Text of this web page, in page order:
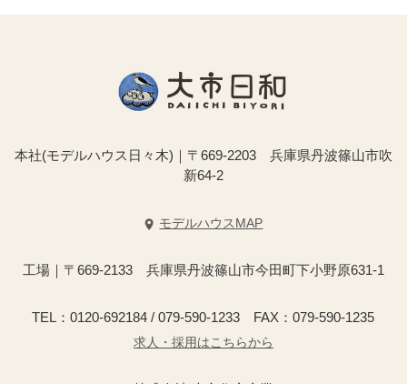
本社(モデルハウス日々木)｜〒669-2203 兵庫県丹波篠山市吹
新64-2
モデルハウスMAP
工場｜〒669-2133 兵庫県丹波篠山市今田町下小野原631-1
TEL：0120-692184 / 079-590-1233 FAX：079-590-1235
求人・採用はこちらから